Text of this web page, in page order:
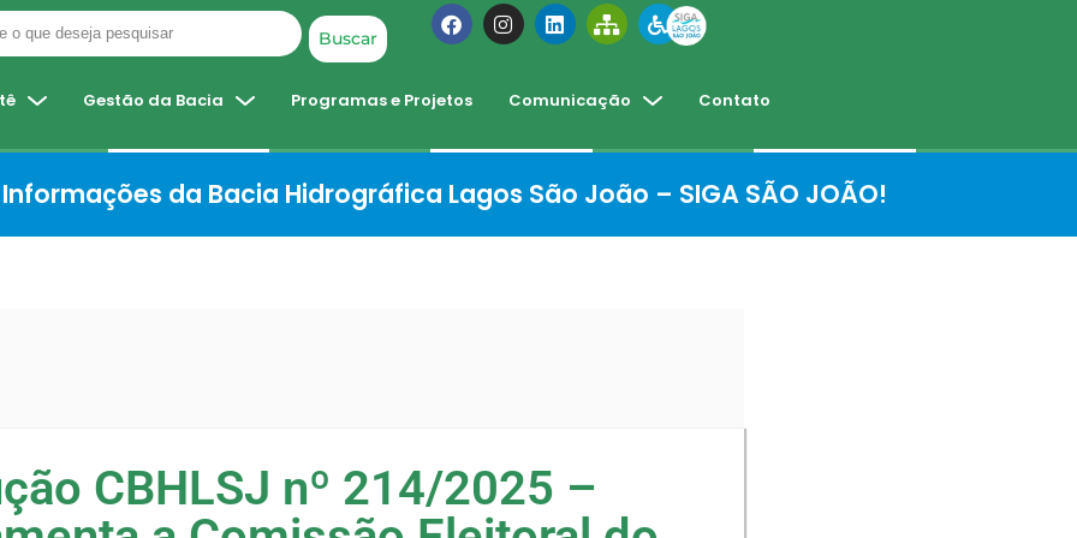
Buscar
Gestão da Bacia Programas e Projetos Comunicação Contato
da Bacia Hidrográfica Lagos São João – SIGA SÃO JOÃO!
CBHLSJ nº 214/2025 –